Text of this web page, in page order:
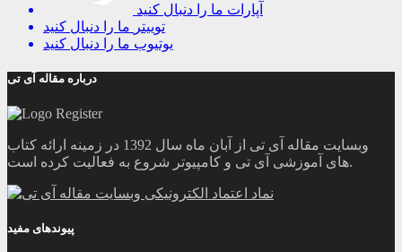
آپارات ما را دنبال کنید
توییتر ما را دنبال کنید
یوتیوب ما را دنبال کنید
درباره مقاله آی تی
وبسایت مقاله آی تی از آبان ماه سال 1392 در زمینه ارائه کتاب
های آموزشی آی تی و کامپیوتر شروع به فعالیت کرده است.
پیوندهای مفید